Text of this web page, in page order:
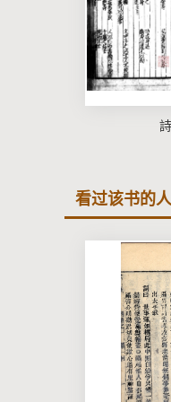
看过该书的